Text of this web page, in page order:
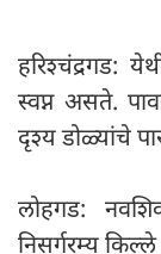
हरिश्चंद्रगड:
स्वप्न असते.
दृश्य डोळ्यांचे
लोहगड:
निसर्गरम्य